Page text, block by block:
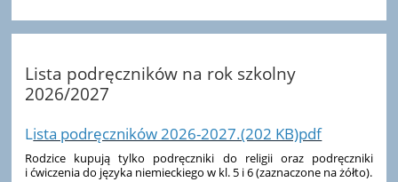
Lista podręczników na rok szkolny
2026/2027
Lista podręczników 2026-2027.(202 KB)pdf
Rodzice kupują tylko podręczniki do religii oraz podręczniki
i ćwiczenia do języka niemieckiego w kl. 5 i 6 (zaznaczone na żółto).